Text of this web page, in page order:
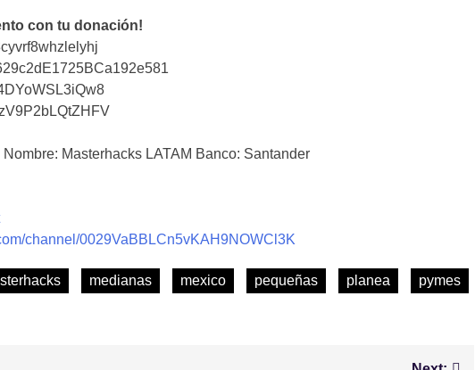
con tu donación!
Masterhacks LATAM Banco: Santander
channel/0029VaBBLCn5vKAH9NOWCl3K
medianas mexico pequeñas planea pymes